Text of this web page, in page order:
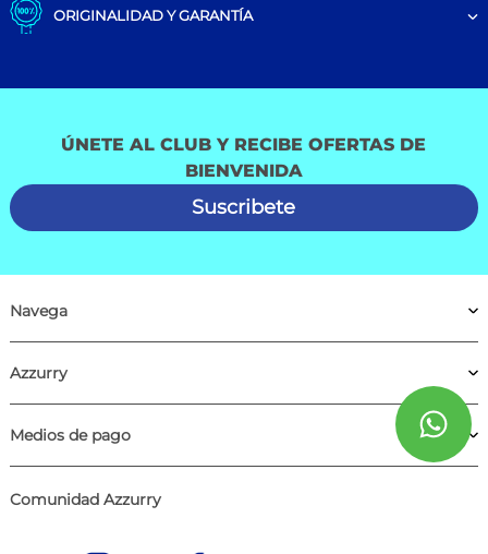
ORIGINALIDAD Y GARANTÍA
ÚNETE AL CLUB Y RECIBE OFERTAS DE
BIENVENIDA
Suscribete
Navega
Azzurry
Medios de pago
Comunidad Azzurry